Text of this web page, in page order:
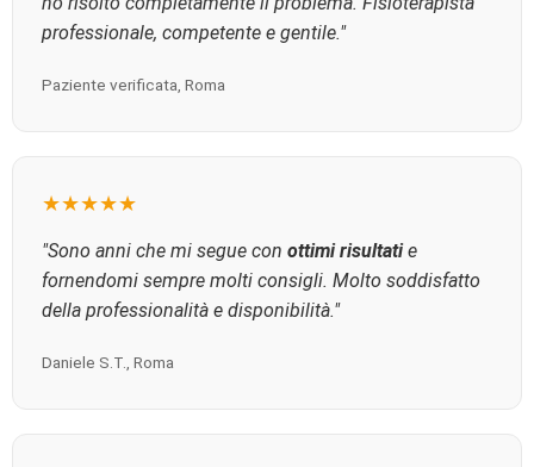
professionale, competente e gentile."
Paziente verificata, Roma
★★★★★
"Sono anni che mi segue con ottimi risultatie
fornendomi sempre molti consigli. Molto soddisfatto
della professionalità e disponibilità."
Daniele S.T., Roma